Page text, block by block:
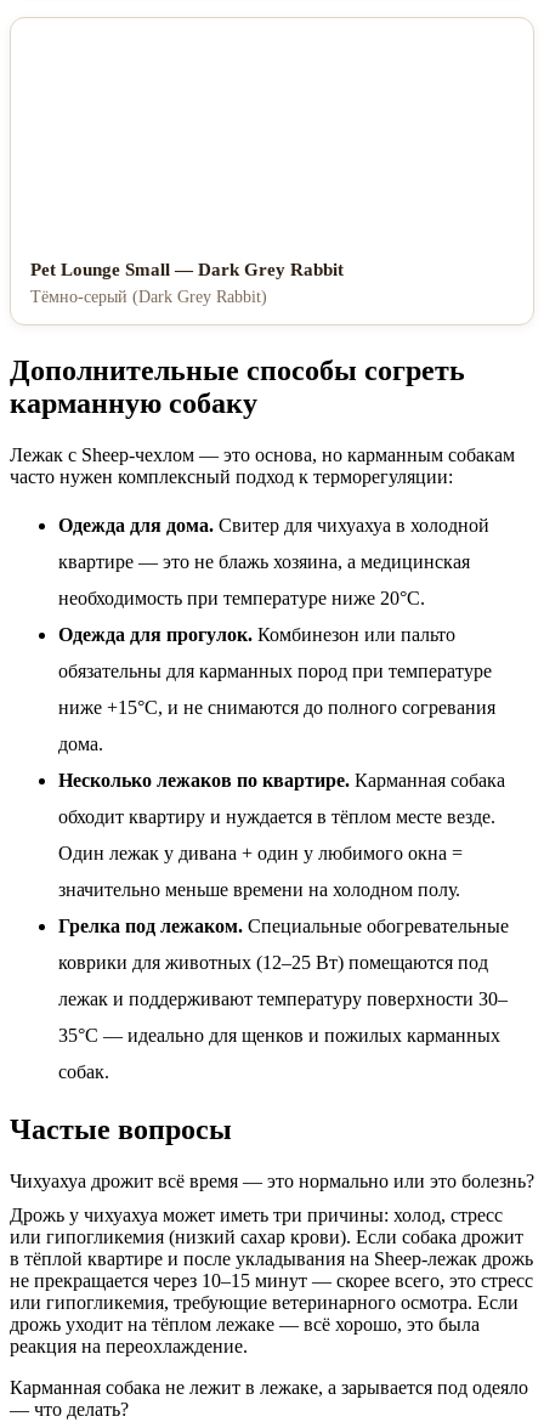
Pet Lounge Small — Dark Grey Rabbit
Тёмно-серый (Dark Grey Rabbit)
Дополнительные способы согреть
карманную собаку
Лежак с Sheep-чехлом — это основа, но карманным собакам
часто нужен комплексный подход к терморегуляции:
Одежда для дома. Свитер для чихуахуа в холодной
квартире — это не блажь хозяина, а медицинская
необходимость при температуре ниже 20°C.
Одежда для прогулок. Комбинезон или пальто
обязательны для карманных пород при температуре
ниже +15°C, и не снимаются до полного согревания
дома.
Несколько лежаков по квартире. Карманная собака
обходит квартиру и нуждается в тёплом месте везде.
Один лежак у дивана + один у любимого окна =
значительно меньше времени на холодном полу.
Грелка под лежаком. Специальные обогревательные
коврики для животных (12–25 Вт) помещаются под
лежак и поддерживают температуру поверхности 30–
35°C — идеально для щенков и пожилых карманных
собак.
Частые вопросы
Чихуахуа дрожит всё время — это нормально или это болезнь?
Дрожь у чихуахуа может иметь три причины: холод, стресс
или гипогликемия (низкий сахар крови). Если собака дрожит
в тёплой квартире и после укладывания на Sheep-лежак дрожь
не прекращается через 10–15 минут — скорее всего, это стресс
или гипогликемия, требующие ветеринарного осмотра. Если
дрожь уходит на тёплом лежаке — всё хорошо, это была
реакция на переохлаждение.
Карманная собака не лежит в лежаке, а зарывается под одеяло
— что делать?